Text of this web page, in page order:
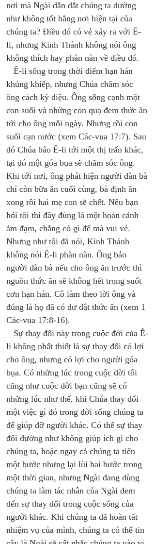
nơi mà Ngài dẫn dắt chúng ta dường
như không tốt bằng nơi hiện tại của
chúng ta? Điều đó có vẻ xảy ra với Ê-
li, nhưng Kinh Thánh không nói ông
không thích hay phàn nàn về điều đó.
Ê-li sống trong thời điểm hạn hán
khủng khiếp, nhưng Chúa chăm sóc
ông cách kỳ diệu. Ông sống cạnh một
con suối và những con quạ đem thức ăn
tới cho ông mỗi ngày. Nhưng rồi con
suối cạn nước (xem Các-vua 17:7). Sau
đó Chúa bảo Ê-li tới một thị trấn khác,
tại đó một góa bụa sẽ chăm sóc ông.
Khi tới nơi, ông phát hiện người đàn bà
chỉ còn bữa ăn cuối cùng, bà định ăn
xong rồi hai mẹ con sẽ chết. Nếu bạn
hỏi tôi thì đây đúng là một hoàn cảnh
ảm đạm, chẳng có gì để mà vui vẻ.
Nhưng như tôi đã nói, Kinh Thánh
không nói Ê-li phàn nàn. Ông bảo
người đàn bà nếu cho ông ăn trước thì
nguồn thức ăn sẽ không hết trong suốt
cơn hạn hán. Cô làm theo lời ông và
đúng là họ đã có dư dật thức ăn (xem 1
Các-vua 17:8-16).
Sự thay đổi này trong cuộc đời của Ê-
li không nhất thiết là sự thay đổi có lợi
cho ông, nhưng có lợi cho người góa
bụa. Có những lúc trong cuộc đời tôi
cũng như cuộc đời bạn cũng sẽ có
những lúc như thế, khi Chúa thay đổi
một việc gì đó trong đời sống chúng ta
để giúp đỡ người khác. Có thể sự thay
đổi dường như không giúp ích gì cho
chúng ta, hoặc ngay cả chúng ta tiến
một bước nhưng lại lùi hai bước trong
một thời gian, nhưng Ngài đang dùng
chúng ta làm tác nhân của Ngài đem
đến sự thay đổi trong cuộc sống của
người khác. Khi chúng ta đã hoàn tất
nhiệm vụ của mình, chúng ta có thể tin